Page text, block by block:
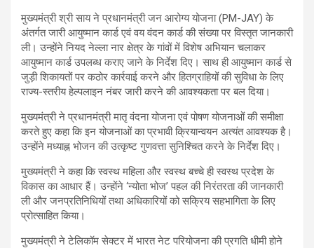
मुख्यमंत्री श्री साय ने प्रधानमंत्री जन आरोग्य योजना (PM-JAY) के
अंतर्गत जारी आयुष्मान कार्ड एवं वय वंदन कार्ड की संख्या पर विस्तृत जानकारी
ली। उन्होंने नियद नेल्ला नार क्षेत्र के गांवों में विशेष अभियान चलाकर
आयुष्मान कार्ड उपलब्ध कराए जाने के निर्देश दिए। साथ ही आयुष्मान कार्ड से
जुड़ी शिकायतों पर कठोर कार्रवाई करने और हितग्राहियों की सुविधा के लिए
राज्य-स्तरीय हेल्पलाइन नंबर जारी करने की आवश्यकता पर बल दिया।
मुख्यमंत्री ने प्रधानमंत्री मातृ वंदना योजना एवं पोषण योजनाओं की समीक्षा
करते हुए कहा कि इन योजनाओं का प्रभावी क्रियान्वयन अत्यंत आवश्यक है।
उन्होंने मध्याह्न भोजन की उत्कृष्ट गुणवत्ता सुनिश्चित करने के निर्देश दिए।
मुख्यमंत्री ने कहा कि स्वस्थ महिला और स्वस्थ बच्चे ही स्वस्थ प्रदेश के
विकास का आधार हैं। उन्होंने ‘न्योता भोज’ पहल की निरंतरता की जानकारी
ली और जनप्रतिनिधियों तथा अधिकारियों को सक्रिय सहभागिता के लिए
प्रोत्साहित किया।
मुख्यमंत्री ने टेलिकॉम सेक्टर में भारत नेट परियोजना की प्रगति धीमी होने